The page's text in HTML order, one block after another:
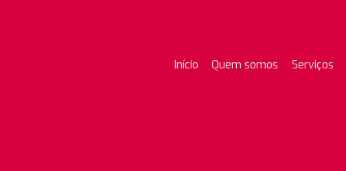
Início Quem somos Serviços